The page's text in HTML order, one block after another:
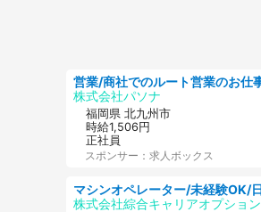
株式会社パソナ
福岡県 北九州市
時給1,506円
正社員
スポンサー：求人ボックス
株式会社綜合キャリアオプション